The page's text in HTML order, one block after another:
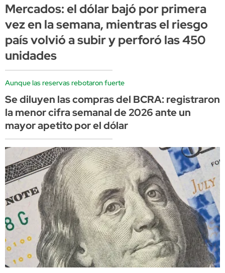
Mercados: el dólar bajó por primera
vez en la semana, mientras el riesgo
país volvió a subir y perforó las 450
unidades
Aunque las reservas rebotaron fuerte
Se diluyen las compras del BCRA: registraron
la menor cifra semanal de 2026 ante un
mayor apetito por el dólar